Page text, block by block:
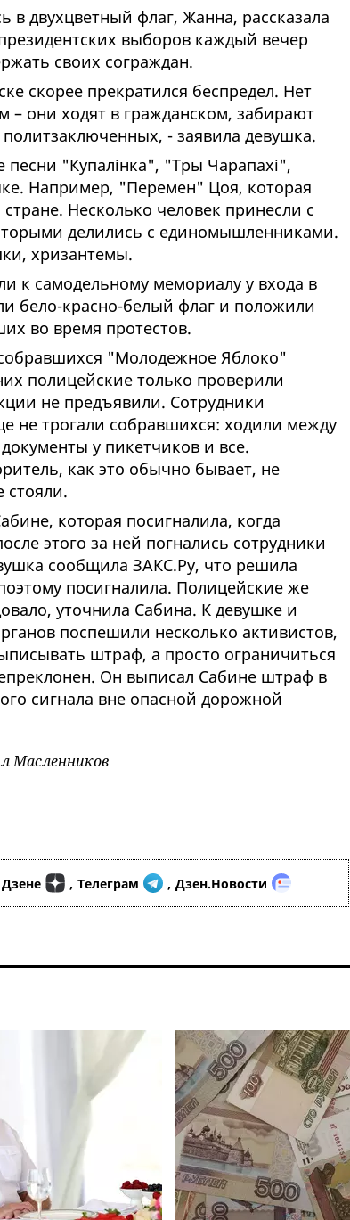
в двухцветный флаг, Жанна, рассказала
выборов каждый вечер
своих сограждан.
скорее прекратился беспредел. Нет
– они ходят в гражданском, забирают
- заявила девушка.
песни "Купалiнка", "Тры Чарапахi",
Например, "Перемен" Цоя, которая
Несколько человек принесли с
делились с единомышленниками.
хризантемы.
к самодельному мемориалу у входа в
бело-красно-белый флаг и положили
во время протестов.
"Молодежное Яблоко"
полицейские только проверили
не предъявили. Сотрудники
не трогали собравшихся: ходили между
у пикетчиков и все.
как это обычно бывает, не
стояли.
которая посигналила, когда
этого за ней погнались сотрудники
сообщила ЗАКС.Ру, что решила
посигналила. Полицейские же
уточнила Сабина. К девушке и
поспешили несколько активистов,
штраф, а просто ограничиться
Он выписал Сабине штраф в
сигнала вне опасной дорожной
Масленников
, Телеграм , Дзен.Новости